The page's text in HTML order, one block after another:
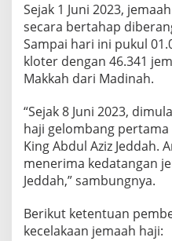
Sejak 1 Juni 2023,
secara bertahap
Sampai hari ini pukul
kloter dengan 46.341
Makkah dari Madinah.
“Sejak 8 Juni 2023,
haji gelombang
King Abdul Aziz Jeddah.
menerima kedatangan
Jeddah,” sambungnya.
Berikut ketentuan
kecelakaan jemaah haji: